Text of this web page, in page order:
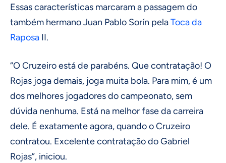
Essas características marcaram a passagem do
também hermano Juan Pablo Sorín pelaToca da
Raposa II.
“O Cruzeiro está de parabéns. Que contratação! O
Rojas joga demais, joga muita bola. Para mim, é um
dos melhores jogadores do campeonato, sem
dúvida nenhuma. Está na melhor fase da carreira
dele. É exatamente agora, quando o Cruzeiro
contratou. Excelente contratação do Gabriel
Rojas”, iniciou.